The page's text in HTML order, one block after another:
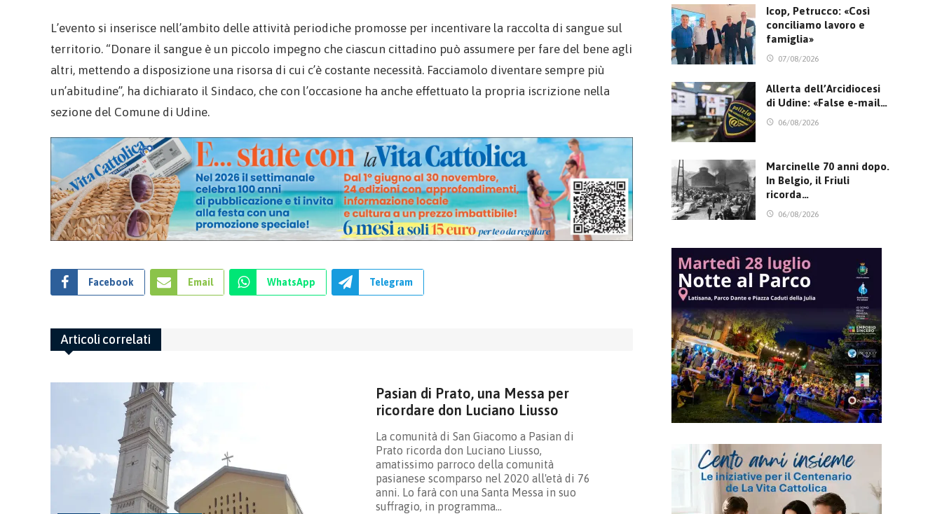
L’evento si inserisce nell’ambito delle attività periodiche promosse per incentivare la raccolta di sangue sul
territorio. “Donare il sangue è un piccolo impegno che ciascun cittadino può assumere per fare del bene agli
altri, mettendo a disposizione una risorsa di cui c’è costante necessità. Facciamolo diventare sempre più
un’abitudine”, ha dichiarato il Sindaco, che con l’occasione ha anche effettuato la propria iscrizione nella
sezione del Comune di Udine.
Facebook Email WhatsApp Telegram
Articoli correlati
Pasian di Prato, una Messa per
ricordare don Luciano Liusso
La comunità di San Giacomo a Pasian di
Prato ricorda don Luciano Liusso,
amatissimo parroco della comunità
pasianese scomparso nel 2020 all'età di 76
anni. Lo farà con una Santa Messa in suo
suffragio, in programma…
Icop, Petrucco: «Così
conciliamo lavoro e
famiglia»
07/08/2026
Allerta dell’Arcidiocesi
di Udine: «False e-mail…
06/08/2026
Marcinelle 70 anni dopo.
In Belgio, il Friuli
ricorda…
06/08/2026